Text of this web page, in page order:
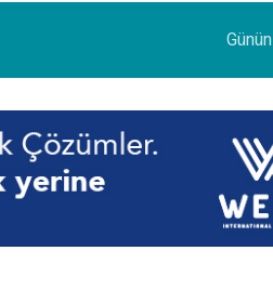
Petrol Ofisi